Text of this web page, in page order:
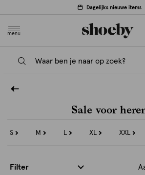
Dagelijks nieuwe items
menu
Sale voor
S
Refine
M
Refine
L
Refine
XL
Refine
XXL
Refine
Filter